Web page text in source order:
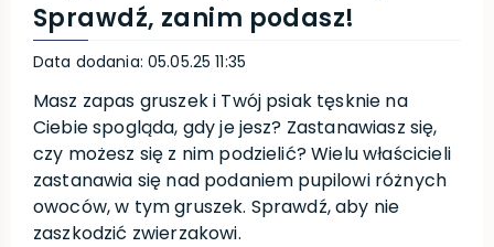
Sprawdź, zanim podasz!
Data dodania: 05.05.25 11:35
Masz zapas gruszek i Twój psiak tęsknie na
Ciebie spogląda, gdy je jesz? Zastanawiasz się,
czy możesz się z nim podzielić? Wielu właścicieli
zastanawia się nad podaniem pupilowi różnych
owoców, w tym gruszek. Sprawdź, aby nie
zaszkodzić zwierzakowi.